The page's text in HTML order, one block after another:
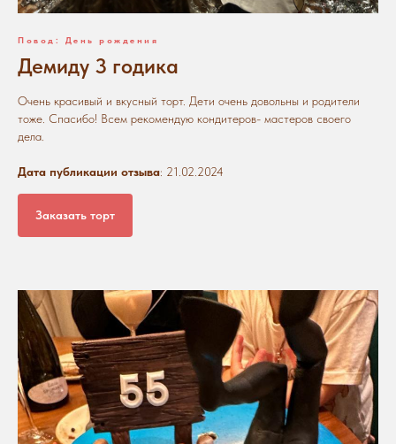
Повод: День рождения
Демиду 3 годика
Очень красивый и вкусный торт. Дети очень довольны и родители
тоже. Спасибо! Всем рекомендую кондитеров- мастеров своего
дела.
Дата публикации отзыва: 21.02.2024
Заказать торт